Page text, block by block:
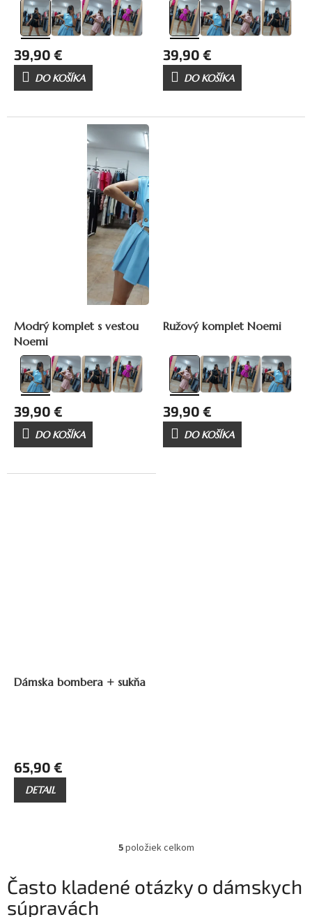
39,90 €
DO KOŠÍKA
39,90 €
DO KOŠÍKA
Modrý komplet s vestou
Noemi
39,90 €
DO KOŠÍKA
Ružový komplet Noemi
39,90 €
DO KOŠÍKA
D
Dámska bombera + sukňa
65,90 €
DETAIL
O
l
á
5položiek celkom
Často kladené otázky o dámskych
súpravách